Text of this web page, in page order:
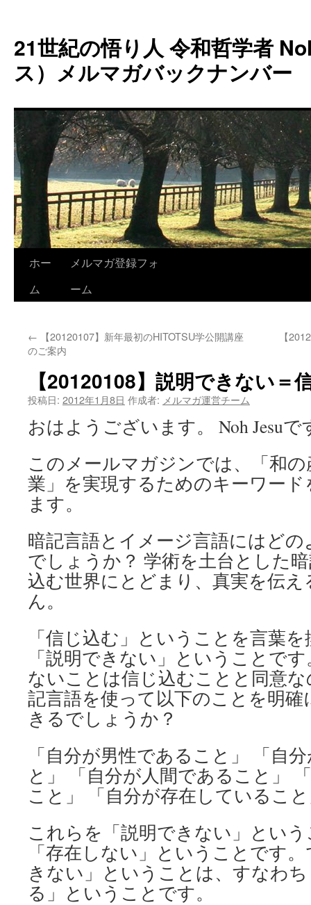
テ
ン
ツ
へ
キ
ッ
プ
21世紀の悟り人 令和哲学者
ス）メルマガバックナンバー
ホー
ム
メルマガ登録フォ
ーム
← 【20120107】新年最初のHITOTSU学公開講座
のご案内
【
【20120108】説明できない＝
投稿日: 2012年1月8日 作成者: メルマガ運営チーム
おはようございます。 Noh Jesuで
このメールマガジンでは、「和
業」を実現するためのキーワー
ます。
暗記言語とイメージ言語にはど
でしょうか？ 学術を土台とした
込む世界にとどまり、真実を伝
ん。
「信じ込む」ということを言葉
「説明できない」ということで
ないことは信じ込むことと同意
記言語を使って以下のことを明
きるでしょうか？
「自分が男性であること」 「自
と」 「自分が人間であること」
こと」 「自分が存在しているこ
これらを「説明できない」とい
「存在しない」ということです
きない」ということは、すなわ
る」ということです。